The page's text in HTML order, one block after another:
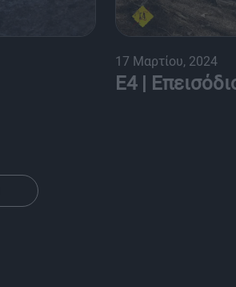
17 Μαρτίου, 2024
Ε4 |